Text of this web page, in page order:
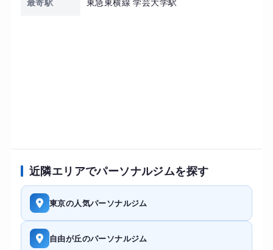
最寄駅 東急東横線 学芸大学駅
近隣エリアでパーソナルジムを探す
東京の人気パーソナルジム
自由が丘のパーソナルジム